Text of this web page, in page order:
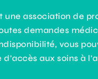
une association de
demandes
vous
aux soins à